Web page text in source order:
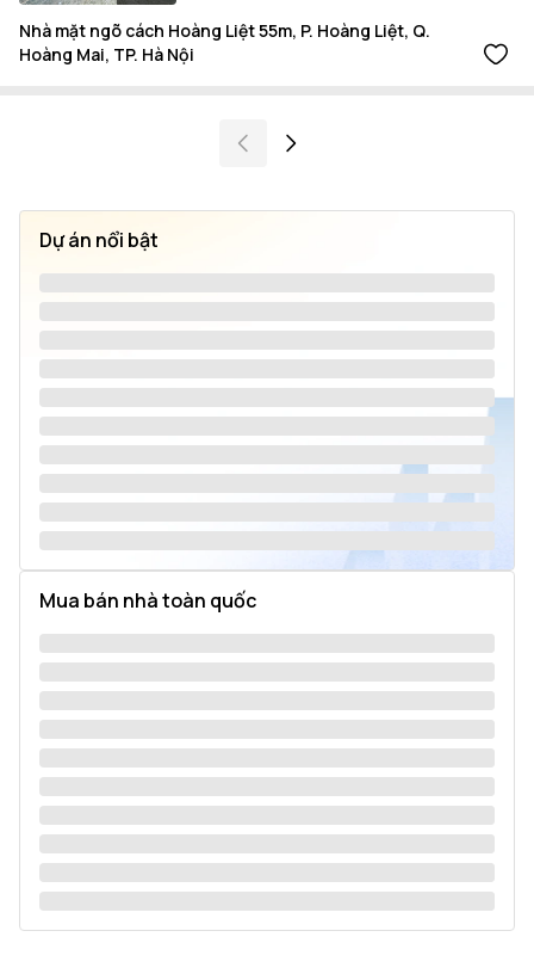
Nhà mặt ngõ cách Hoàng Liệt 55m, P. Hoàng Liệt, Q.
Hoàng Mai, TP. Hà Nội
Dự án nổi bật
Mua bán nhà toàn quốc